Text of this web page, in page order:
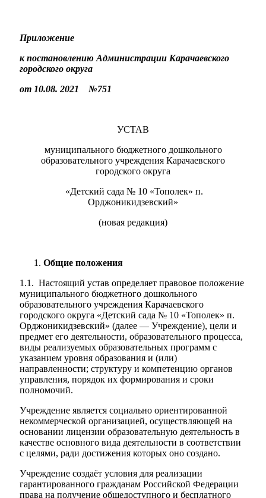
Приложение
к постановлению Администрации Карачаевского
городского округа
от 10.08. 2021 №751
УСТАВ
муниципального бюджетного дошкольного
образовательного учреждения Карачаевского
городского округа
«Детский сада № 10 «Тополек» п.
Орджоникидзевский»
(новая редакция)
Общие положения
1.1. Настоящий устав определяет правовое положение
муниципального бюджетного дошкольного
образовательного учреждения Карачаевского
городского округа «Детский сада № 10 «Тополек» п.
Орджоникидзевский» (далее — Учреждение), цели и
предмет его деятельности, образовательного процесса,
виды реализуемых образовательных программ с
указанием уровня образования и (или)
направленности; структуру и компетенцию органов
управления, порядок их формирования и сроки
полномочий.
Учреждение является социально ориентированной
некоммерческой организацией, осуществляющей на
основании лицензии образовательную деятельность в
качестве основного вида деятельности в соответствии
с целями, ради достижения которых оно создано.
Учреждение создаёт условия для реализации
гарантированного гражданам Российской Федерации
права на получение общедоступного и бесплатного